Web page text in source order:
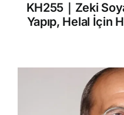
KH255｜Zeki
Yapıp, Helal İçin